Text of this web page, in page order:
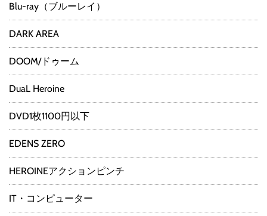
Blu-ray（ブルーレイ）
DARK AREA
DOOM/ドゥーム
DuaL Heroine
DVD1枚1100円以下
EDENS ZERO
HEROINEアクションピンチ
IT・コンピューター